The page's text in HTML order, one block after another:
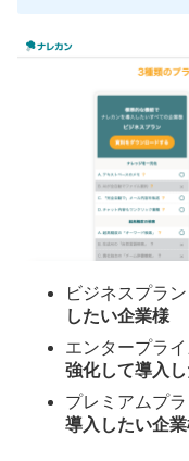
ビジネスプラン
したい企業様
エンタープライ
強化して導入
プレミアムプラ
導入したい企